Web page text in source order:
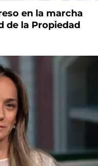
en la marcha
de la Propiedad